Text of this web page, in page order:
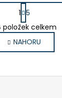
O
v
l
á
a
S
t
r
á
n
k
1 5
položek celkem
NAHORU